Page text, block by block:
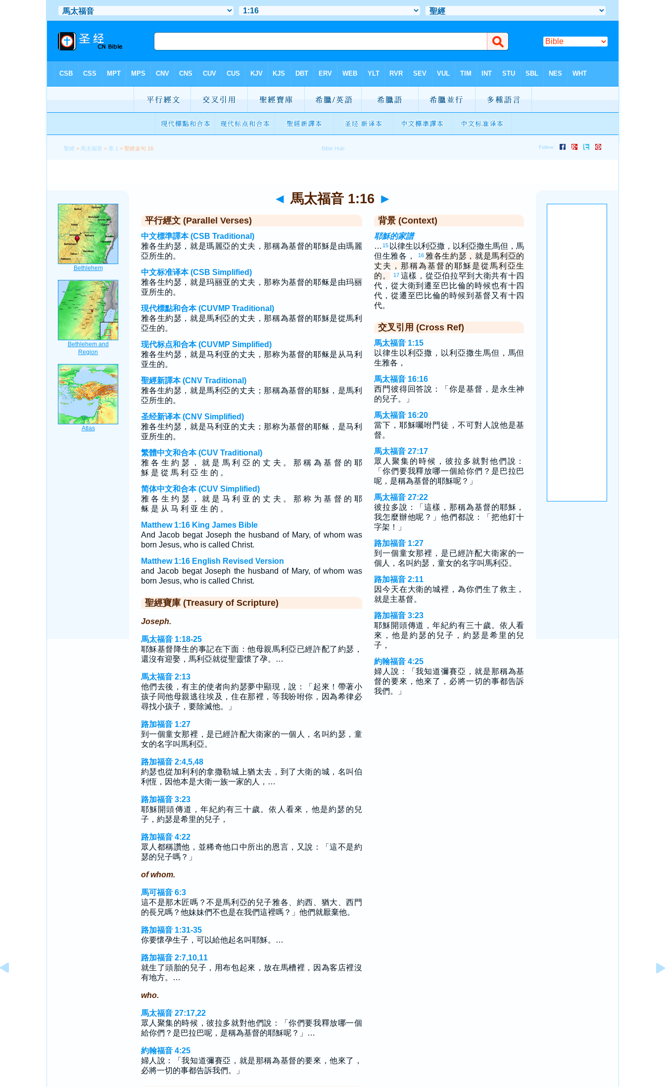
聖經 > 馬太福音 > 章 1 > 聖經金句 16
◄ 馬太福音 1:16 ►
平行經文 (Parallel Verses)
中文標準譯本 (CSB Traditional)
雅各生約瑟，就是瑪麗亞的丈夫，那稱為基督的耶穌是由瑪麗
亞所生的。
中文标准译本 (CSB Simplified)
雅各生约瑟，就是玛丽亚的丈夫，那称为基督的耶稣是由玛丽
亚所生的。
現代標點和合本 (CUVMP Traditional)
雅各生約瑟，就是馬利亞的丈夫，那稱為基督的耶穌是從馬利
亞生的。
现代标点和合本 (CUVMP Simplified)
雅各生约瑟，就是马利亚的丈夫，那称为基督的耶稣是从马利
亚生的。
聖經新譯本 (CNV Traditional)
雅各生約瑟，就是馬利亞的丈夫；那稱為基督的耶穌，是馬利
亞所生的。
圣经新译本 (CNV Simplified)
雅各生约瑟，就是马利亚的丈夫；那称为基督的耶稣，是马利
亚所生的。
繁體中文和合本 (CUV Traditional)
雅 各 生 約 瑟 ， 就 是 馬 利 亞 的 丈 夫 。 那 稱 為 基 督 的 耶
穌 是 從 馬 利 亞 生 的 。
简体中文和合本 (CUV Simplified)
雅 各 生 约 瑟 ， 就 是 马 利 亚 的 丈 夫 。 那 称 为 基 督 的 耶
稣 是 从 马 利 亚 生 的 。
Matthew 1:16 King James Bible
And Jacob begat Joseph the husband of Mary, of whom was
born Jesus, who is called Christ.
Matthew 1:16 English Revised Version
and Jacob begat Joseph the husband of Mary, of whom was
born Jesus, who is called Christ.
聖經寶庫 (Treasury of Scripture)
Joseph.
馬太福音 1:18-25
耶穌基督降生的事記在下面：他母親馬利亞已經許配了約瑟，
還沒有迎娶，馬利亞就從聖靈懷了孕。…
馬太福音 2:13
他們去後，有主的使者向約瑟夢中顯現，說：「起來！帶著小
孩子同他母親逃往埃及，住在那裡，等我吩咐你，因為希律必
尋找小孩子，要除滅他。」
路加福音 1:27
到一個童女那裡，是已經許配大衛家的一個人，名叫約瑟，童
女的名字叫馬利亞。
路加福音 2:4,5,48
約瑟也從加利利的拿撒勒城上猶太去，到了大衛的城，名叫伯
利恆，因他本是大衛一族一家的人，…
路加福音 3:23
耶穌開頭傳道，年紀約有三十歲。依人看來，他是約瑟的兒
子，約瑟是希里的兒子，
路加福音 4:22
眾人都稱讚他，並稀奇他口中所出的恩言，又說：「這不是約
瑟的兒子嗎？」
of whom.
馬可福音 6:3
這不是那木匠嗎？不是馬利亞的兒子雅各、約西、猶大、西門
的長兄嗎？他妹妹們不也是在我們這裡嗎？」他們就厭棄他。
路加福音 1:31-35
你要懷孕生子，可以給他起名叫耶穌。…
路加福音 2:7,10,11
就生了頭胎的兒子，用布包起來，放在馬槽裡，因為客店裡沒
有地方。…
who.
馬太福音 27:17,22
眾人聚集的時候，彼拉多就對他們說：「你們要我釋放哪一個
給你們？是巴拉巴呢，是稱為基督的耶穌呢？」…
約翰福音 4:25
婦人說：「我知道彌賽亞，就是那稱為基督的要來，他來了，
必將一切的事都告訴我們。」
背景 (Context)
耶穌的家譜
… 15 以律生以利亞撒，以利亞撒生馬但，馬
但生雅各，
16 雅各生約瑟，就是馬利亞的
丈夫，那稱為基督的耶穌是從馬利亞生
的。
17 這樣，從亞伯拉罕到大衛共有十四
代，從大衛到遷至巴比倫的時候也有十四
代，從遷至巴比倫的時候到基督又有十四
代。
交叉引用 (Cross Ref)
馬太福音 1:15
以律生以利亞撒，以利亞撒生馬但，馬但
生雅各，
馬太福音 16:16
西門彼得回答說：「你是基督，是永生神
的兒子。」
馬太福音 16:20
當下，耶穌囑咐門徒，不可對人說他是基
督。
馬太福音 27:17
眾人聚集的時候，彼拉多就對他們說：
「你們要我釋放哪一個給你們？是巴拉巴
呢，是稱為基督的耶穌呢？」
馬太福音 27:22
彼拉多說：「這樣，那稱為基督的耶穌，
我怎麼辦他呢？」他們都說：「把他釘十
字架！」
路加福音 1:27
到一個童女那裡，是已經許配大衛家的一
個人，名叫約瑟，童女的名字叫馬利亞。
路加福音 2:11
因今天在大衛的城裡，為你們生了救主，
就是主基督。
路加福音 3:23
耶穌開頭傳道，年紀約有三十歲。依人看
來，他是約瑟的兒子，約瑟是希里的兒
子，
約翰福音 4:25
婦人說：「我知道彌賽亞，就是那稱為基
督的要來，他來了，必將一切的事都告訴
我們。」